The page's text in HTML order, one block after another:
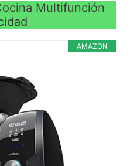
Multifunción
AMAZON